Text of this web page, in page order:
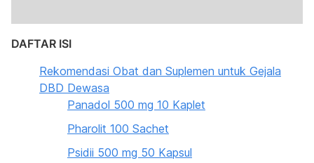
DAFTAR ISI
Rekomendasi Obat dan Suplemen untuk Gejala
DBD Dewasa
Panadol 500 mg 10 Kaplet
Pharolit 100 Sachet
Psidii 500 mg 50 Kapsul